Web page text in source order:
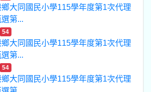
大同國民小學115學年度第1次代理
第...
54
大同國民小學115學年度第1次代理
第...
54
大同國民小學115學年度第1次代理